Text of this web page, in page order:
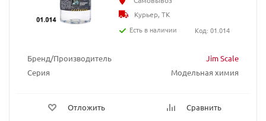
Бренд/Производитель
Jim Scale
Серия
Модельная химия
Отложить Сравнить
Курьер, ТК
Есть в наличии
Код: 01.014